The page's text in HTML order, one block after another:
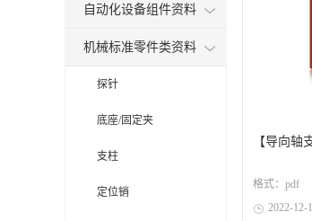
自动化设备组件资料
机械标准零件类资料
探针
底座/固定夹
支柱
定位销
【导向轴
格式： pdf
 2022-12-